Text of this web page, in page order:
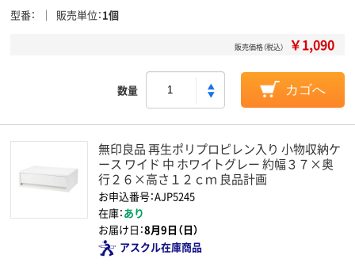
型番 販売単位 1個
販売価格（税込） ￥1,090
数量 カゴへ
無印良品 再生ポリプロピレン入り 小物収納ケ
ース ワイド 中 ホワイトグレー 約幅３７×奥
行２６×高さ１２ｃｍ 良品計画
お申込番号：AJP5245
在庫：あり
お届け日：8月9日（日）
アスクル在庫商品